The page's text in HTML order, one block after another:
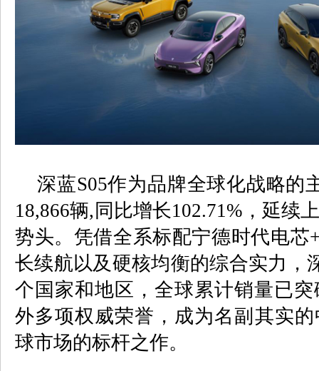
深蓝S05作为品牌全球化战略的
18,866辆, 同比增长102.71% ，延续
势头。凭借全系标配宁德时代电芯
长续航以及硬核均衡的综合实力，
个国家和地区，全球累计销量已突
外多项权威荣誉，成为名副其实
球市场的标杆之作。